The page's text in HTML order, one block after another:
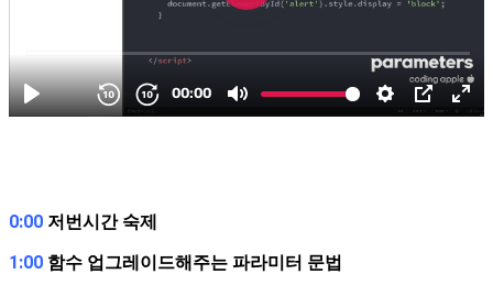
0:00 저번시간 숙제
1:00 함수 업그레이드해주는 파라미터 문법